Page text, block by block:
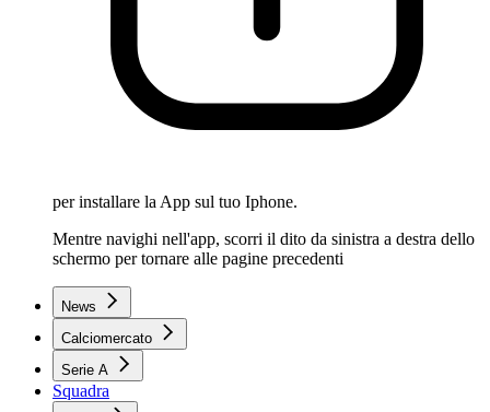
per installare la App sul tuo Iphone.
Mentre navighi nell'app, scorri il dito da sinistra a destra dello
schermo per tornare alle pagine precedenti
News
Calciomercato
Serie A
Squadra